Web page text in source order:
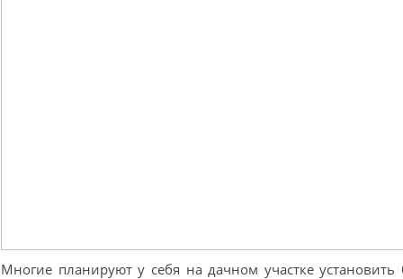
Многие планируют у себя на дачном участке